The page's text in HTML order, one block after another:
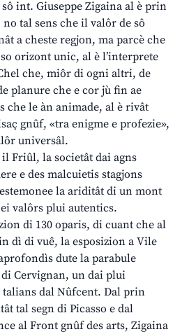
int. Giuseppe Zigaina al è prin
tal sens che il valôr de sô
a cheste regjon, ma parcè che
orizont unic, al è l’interprete
che, miôr di ogni altri, de
planure che e cor jù fin ae
che le àn animade, al è rivât
gnûf, «tra enigme e profezie»,
universâl.
Friûl, la societât dai agns
e des malcuietis stagjons
la ariditât di un mont
valôrs plui autentics.
di 130 oparis, di cuant che al
dì di vuê, la esposizion a Vile
dute la parabule
Cervignan, un dai plui
dal Nûfcent. Dal prin
tal segn di Picasso e dal
al Front gnûf des arts, Zigaina